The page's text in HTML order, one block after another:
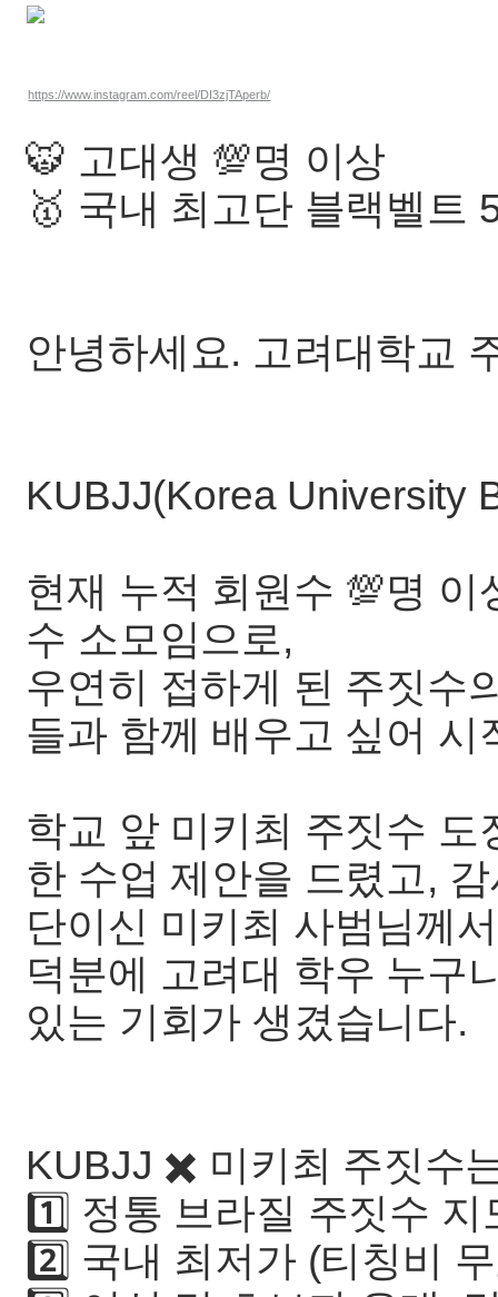
https://www.instagram.com/reel/DI3zjTAperb/
🐯 고대생 💯명 이상
🥇 국내 최고단 블랙벨
안녕하세요. 고려대학교
KUBJJ(Korea University
현재 누적 회원수 💯명
수 소모임으로,
우연히 접하게 된 주짓수
들과 함께 배우고 싶어 시
학교 앞 미키최 주짓수
한 수업 제안을 드렸고,
단이신 미키최 사범님께
덕분에 고려대 학우 누구
있는 기회가 생겼습니다.
KUBJJ ✖️ 미키최 주짓수
1️⃣ 정통 브라질 주짓수 지
2️⃣ 국내 최저가 (티칭비